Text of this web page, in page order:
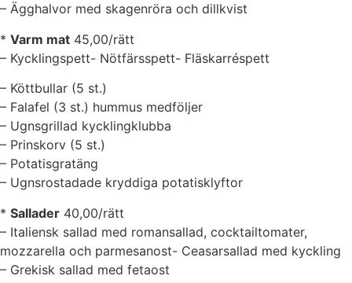
– Ägghalvor med skagenröra och dillkvist
* Varm mat 45,00/rätt
– Kycklingspett- Nötfärsspett- Fläskarréspett
– Köttbullar (5 st.)
– Falafel (3 st.) hummus medföljer
– Ugnsgrillad kycklingklubba
– Prinskorv (5 st.)
– Potatisgratäng
– Ugnsrostadade kryddiga potatisklyftor
* Sallader 40,00/rätt
– Italiensk sallad med romansallad, cocktailtomater,
mozzarella och parmesanost- Ceasarsallad med kyckling
– Grekisk sallad med fetaost